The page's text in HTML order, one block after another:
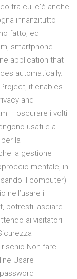
tra cui c’è anche
innanzitutto
fatto, ed
smartphone
application that
automatically.
it enables
and
– oscurare i volti
usati e a
la
la gestione
mentale, in
il computer)
nell’usare i
potresti lasciare
ai visitatori
Non fare
Usare